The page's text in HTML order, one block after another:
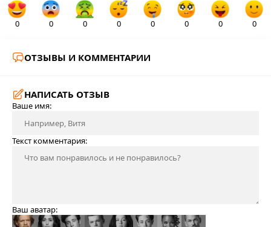
0 0 0 0 0 0 0 0
ОТЗЫВЫ И КОММЕНТАРИИ
НАПИСАТЬ ОТЗЫВ
Ваше имя:
Текст комментария:
Ваш аватар: